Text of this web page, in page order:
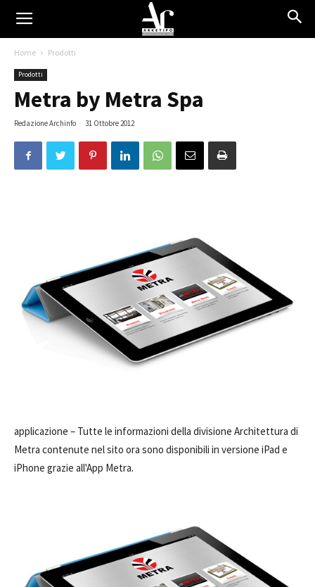
Home Prodotti
Prodotti
Metra by Metra Spa
Redazione Archinfo - 31 Ottobre 2012
applicazione – Tutte le informazioni della divisione Architettura di
Metra contenute nel sito ora sono disponibili in versione iPad e
iPhone grazie all'App Metra.